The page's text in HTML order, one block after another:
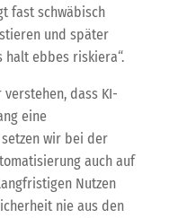
fast schwäbisch
und später
halt ebbes riskiera“.
verstehen, dass KI-
eine
wir bei der
auch auf
Nutzen
nie aus den